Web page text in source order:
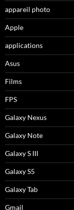
appareil photo
Apple
applications
Asus
Films
FPS
Galaxy Nexus
Galaxy Note
Galaxy S III
Galaxy S5
Galaxy Tab
Gmail